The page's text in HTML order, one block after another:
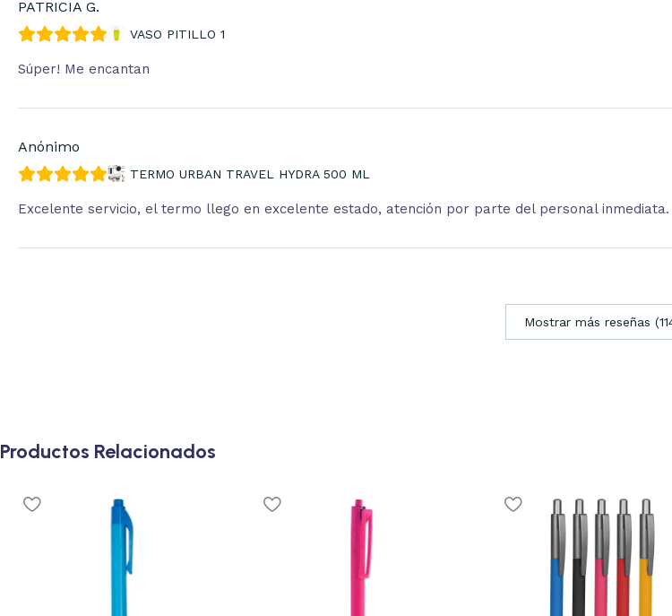
PATRICIA G.
VASO PITILLO 1
Súper! Me encantan
Anónimo
TERMO URBAN TRAVEL HYDRA 500 ML
Excelente servicio, el termo llego en excelente estado, atención por parte del personal
Mostrar más reseñas
Productos Relacionados